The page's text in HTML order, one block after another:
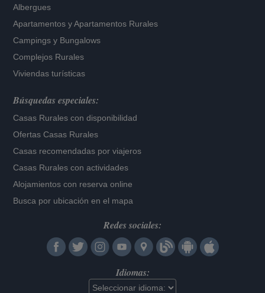
Albergues
Apartamentos yApartamentos Rurales
Campings y Bungalows
Complejos Rurales
Viviendas turísticas
Búsquedas especiales:
Casas Rurales con disponibilidad
Ofertas Casas Rurales
Casas recomendadas por viajeros
Casas Rurales con actividades
Alojamientos con reserva online
Busca por ubicación en el mapa
Redes sociales:
Idiomas: